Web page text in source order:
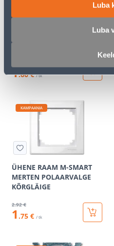
Luba
Luba
ÜHENE KLAHV SYSTEM M
KÕRGLÄIGE
1.60 € / tk
KAMPAANIA
ÜHENE RAAM M-SMART
MERTEN POLAARVALGE
KÕRGLÄIGE
2.92 €
1 .75 € / tk